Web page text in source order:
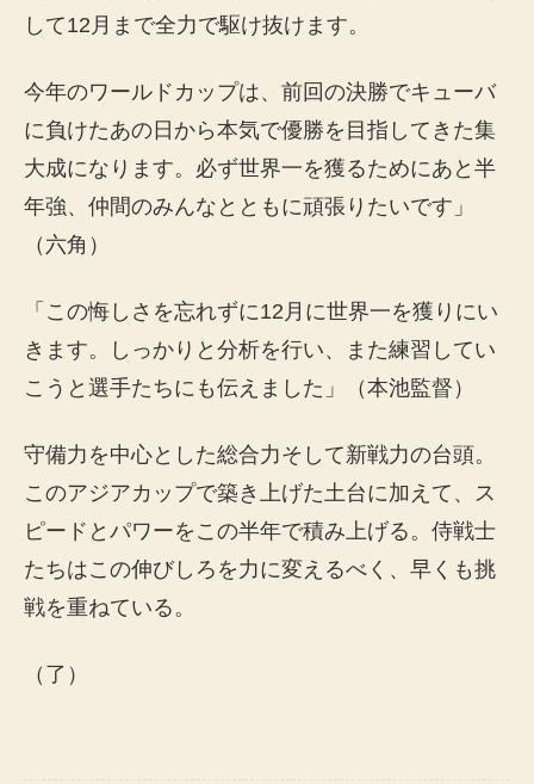
して12月まで全力で駆け抜けます。
今年のワールドカップは、前回の決勝でキューバ
に負けたあの日から本気で優勝を目指してきた集
大成になります。必ず世界一を獲るためにあと半
年強、仲間のみんなとともに頑張りたいです」
（六角）
「この悔しさを忘れずに12月に世界一を獲りにい
きます。しっかりと分析を行い、また練習してい
こうと選手たちにも伝えました」（本池監督）
守備力を中心とした総合力そして新戦力の台頭。
このアジアカップで築き上げた土台に加えて、ス
ピードとパワーをこの半年で積み上げる。侍戦士
たちはこの伸びしろを力に変えるべく、早くも挑
戦を重ねている。
（了）